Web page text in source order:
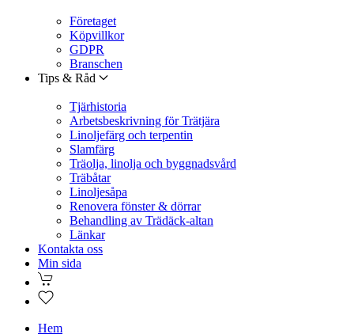
Företaget
Köpvillkor
GDPR
Branschen
Tips & Råd
Tjärhistoria
Arbetsbeskrivning för Trätjära
Linoljefärg och terpentin
Slamfärg
Träolja, linolja och byggnadsvård
Träbåtar
Linoljesåpa
Renovera fönster & dörrar
Behandling av Trädäck-altan
Länkar
Kontakta oss
Min sida
Hem